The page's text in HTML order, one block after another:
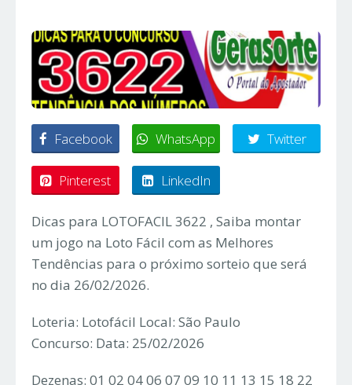
Facebook WhatsApp Twitter
Pinterest LinkedIn
Dicas para LOTOFACIL 3622 , Saiba montar
um jogo na Loto Fácil com as Melhores
Tendências para o próximo sorteio que será
no dia 26/02/2026.
Loteria: Lotofácil Local: São Paulo
Concurso: Data: 25/02/2026
Dezenas: 01 02 04 06 07 09 10 11 13 15 18 22